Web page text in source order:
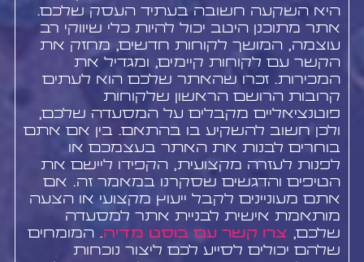
היא השקעה חשובה בעתיד העסק שלכם.
אתר מתוכנן היטב יכול להיות כלי שיווקי רב
עוצמה, המושך לקוחות חדשים, מחזק את
הקשר עם לקוחות קיימים, ומגדיל את
המכירות. זכרו שהאתר שלכם הוא לעתים
קרובות הרושם הראשון שלקוחות
פוטנציאליים מקבלים על המסעדה שלכם,
ולכן חשוב להשקיע בו בהתאם. בין אם אתם
בוחרים לבנות את האתר בעצמכם או
לפנות לעזרה מקצועית, הקפידו ליישם את
הטיפים והדגשים שסקרנו במאמר זה. אם
אתם מעוניינים לקבל ייעוץ מקצועי או הצעה
מותאמת אישית לבניית אתר למסעדה
שלכם, צרו קשר עם בוסט מדיה. המומחים
שלהם יכולים לסייע לכם ליצור נוכחות